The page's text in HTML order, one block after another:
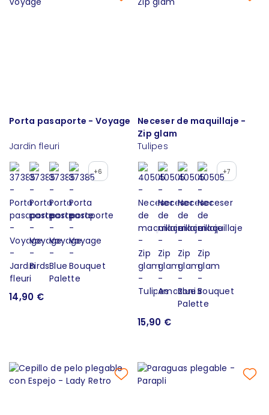
Porta pasaporte - Voyage
Jardin fleuri
+6
14,90 €
Neceser de maquillaje -
Zip glam
Tulipes
+7
15,90 €